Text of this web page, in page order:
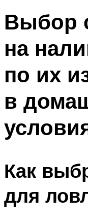
Выбор
на
по их
в
Как
для